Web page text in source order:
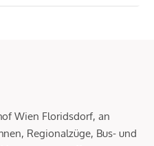
Wien Floridsdorf, an
Regionalzüge, Bus- und